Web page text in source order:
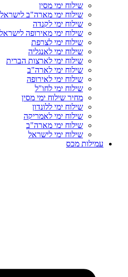
שילוח ימי מסין
שילוח ימי מארה"ב לישראל
שילוח ימי לקנדה
שילוח ימי מאירופה לישראל
שילוח ימי לצרפת
שילוח ימי לאנגליה
שילוח ימי לארצות הברית
שילוח ימי לארה"ב
שילוח ימי לאירופה
שילוח ימי לחו"ל
מחיר שילוח ימי מסין
שילוח ימי ללונדון
שילוח ימי לאמריקה
שילוח ימי מארה"ב
שילוח ימי לישראל
עמילות מכס